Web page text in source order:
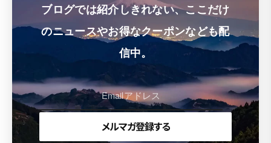
ブログでは紹介しきれない、ここだけ
のニュースやお得なクーポンなども配
信中。